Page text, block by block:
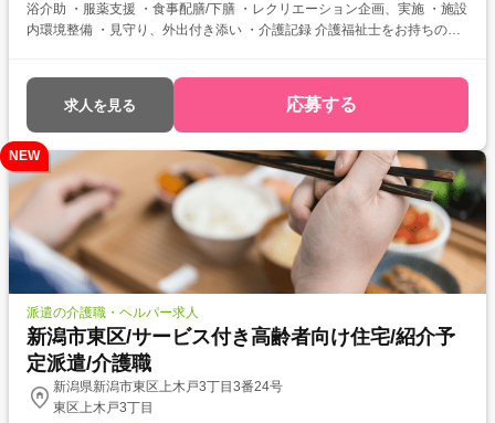
浴介助 ・服薬支援 ・食事配膳/下膳 ・レクリエーション企画、実施 ・施設
内環境整備 ・見守り、外出付き添い ・介護記録 介護福祉士をお持ちの方
い) ・対人スキルアップ (幅広20代～60代活躍中の職場でコミュニケーシ
ョン力を磨きたい)
求人を見る 応募する
NEW
派遣の介護職・ヘルパー求人
新潟市東区/サービス付き高齢者向け住宅/紹介予
定派遣/介護職
新潟県新潟市東区上木戸3丁目3番24号
東区上木戸3丁目